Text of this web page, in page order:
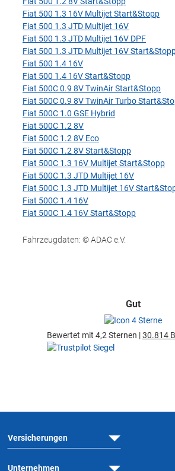
Fiat 500 1.3 16V Multijet Start&Stopp
Fiat 500 1.3 JTD Multijet 16V
Fiat 500 1.3 JTD Multijet 16V DPF
Fiat 500 1.3 JTD Multijet 16V
Fiat 500 1.4 16V
Fiat 500 1.4 16V Start&Stopp
Fiat 500C 0.9 8V TwinAir Start&Stopp
Fiat 500C 0.9 8V TwinAir Turbo
Fiat 500C 1.0 GSE Hybrid
Fiat 500C 1.2 8V
Fiat 500C 1.2 8V Eco
Fiat 500C 1.2 8V Start&Stopp
Fiat 500C 1.3 16V Multijet Start&Stopp
Fiat 500C 1.3 JTD Multijet 16V
Fiat 500C 1.3 JTD Multijet 16V
Fiat 500C 1.4 16V
Fiat 500C 1.4 16V Start&Stopp
Fahrzeugdaten: © ADAC e.V.
Gut
Bewertet mit 4,2 Sternen |30.814
Versicherungen
Unternehmen